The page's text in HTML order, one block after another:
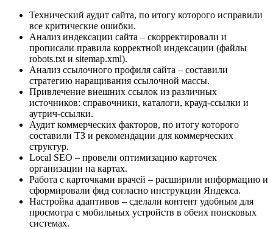
Технический аудит сайта, по итогу которого исправили
все критические ошибки.
Анализ индексации сайта – скорректировали и
прописали правила корректной индексации (файлы
robots.txt и sitemap.xml).
Анализ ссылочного профиля сайта – составили
стратегию наращивания ссылочной массы.
Привлечение внешних ссылок из различных
источников: справочники, каталоги, крауд-ссылки и
аутрич-ссылки.
Аудит коммерческих факторов, по итогу которого
составили ТЗ и рекомендации для коммерческих
структур.
Local SEO – провели оптимизацию карточек
организации на картах.
Работа с карточками врачей – расширили информацию и
сформировали фид согласно инструкции Яндекса.
Настройка адаптивов – сделали контент удобным для
просмотра с мобильных устройств в обеих поисковых
системах.